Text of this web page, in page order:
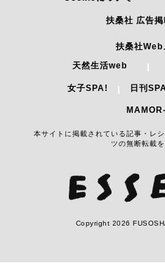
扶桑社 広告
扶桑社Web
天然生活web
女子SPA! 日刊
本サイトに掲載されている記事・レ
ツの無断転載を
Copyright 2026